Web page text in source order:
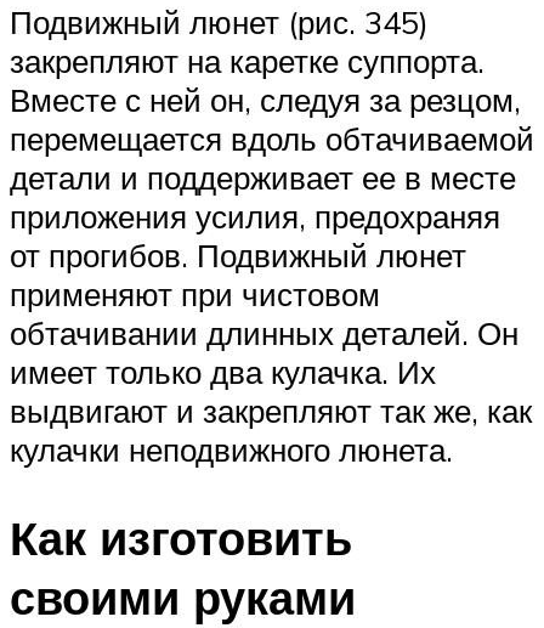
Подвижный люнет (рис. 345)
закрепляют на каретке суппорта.
Вместе с ней он, следуя за резцом,
перемещается вдоль обтачиваемой
детали и поддерживает ее в месте
приложения усилия, предохраняя
от прогибов. Подвижный люнет
применяют при чистовом
обтачивании длинных деталей. Он
имеет только два кулачка. Их
выдвигают и закрепляют так же, как
кулачки неподвижного люнета.
Как изготовить
своими руками